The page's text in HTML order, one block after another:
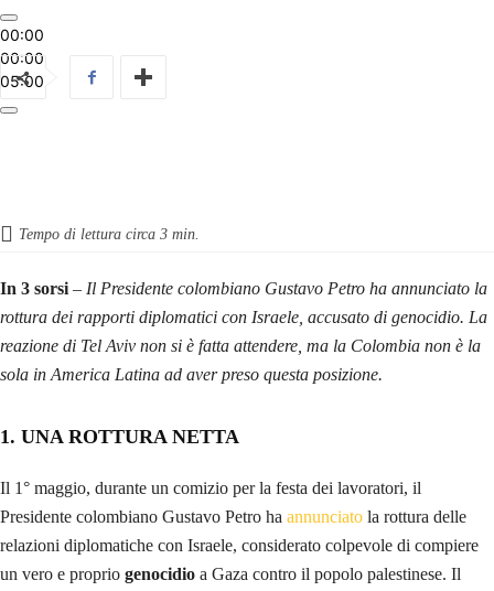
00:00
00:00
05:00
Tempo di lettura circa 3 min.
In 3 sorsi – Il Presidente colombiano Gustavo Petro ha annunciato la
rottura dei rapporti diplomatici con Israele, accusato di genocidio. La
reazione di Tel Aviv non si è fatta attendere, ma la Colombia non è la
sola in America Latina ad aver preso questa posizione.
1. UNA ROTTURA NETTA
Il 1° maggio, durante un comizio per la festa dei lavoratori, il
Presidente colombiano Gustavo Petro ha annunciato la rottura delle
relazioni diplomatiche con Israele, considerato colpevole di compiere
un vero e proprio genocidio a Gaza contro il popolo palestinese. Il